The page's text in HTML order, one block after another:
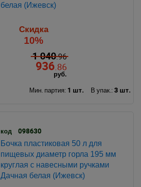
белая (Ижевск)
Скидка
10%
1 040.96
936.86
руб.
Мин. партия: 1 шт. В упак.: 3 шт.
код 098630
Бочка пластиковая 50 л для
пищевых диаметр горла 195 мм
круглая с навесными ручками
Дачная белая (Ижевск)